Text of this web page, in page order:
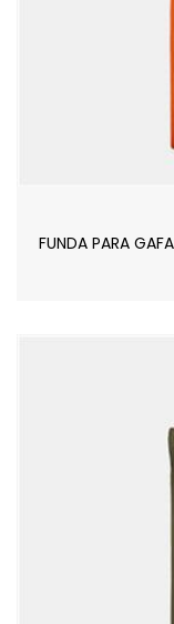
FUNDA PARA